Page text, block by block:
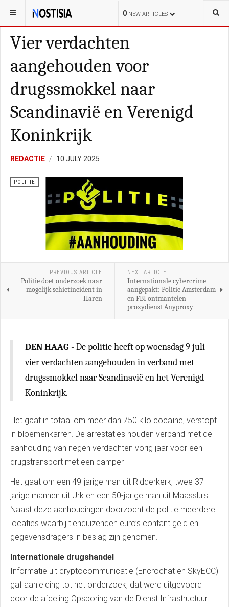
0 NEW ARTICLES
YOU ARE HERE: NEDERLAND POLITIE
Vier verdachten
aangehouden voor
drugssmokkel naar
Scandinavië en Verenigd
Koninkrijk
REDACTIE 10 JULY 2025
POLITIE
PREVIOUS ARTICLE
Politie doet onderzoek naar
mogelijk schietincident in
Haren
NEXT ARTICLE
Internationale cybercrime
aangepakt: Politie Amsterdam
en FBI ontmantelen
proxydienst Anyproxy
DEN HAAG - De politie heeft op woensdag 9 juli
vier verdachten aangehouden in verband met
drugssmokkel naar Scandinavië en het Verenigd
Koninkrijk.
Het gaat in totaal om meer dan 750 kilo cocaïne, verstopt
in bloemenkarren. De arrestaties houden verband met de
aanhouding van negen verdachten vorig jaar voor een
drugstransport met een camper.
Het gaat om een 49-jarige man uit Ridderkerk, twee 37-
jarige mannen uit Urk en een 50-jarige man uit Maassluis.
Naast deze aanhoudingen doorzocht de politie meerdere
locaties waarbij tienduizenden euro’s contant geld en
gegevensdragers in beslag zijn genomen.
Internationale drugshandel
Informatie uit cryptocommunicatie (Encrochat en SkyECC)
gaf aanleiding tot het onderzoek, dat werd uitgevoerd
door de afdeling Opsporing van de Dienst Infrastructuur